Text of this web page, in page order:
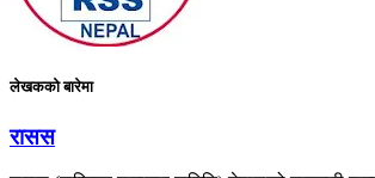
लेखकको बारेमा
रासस